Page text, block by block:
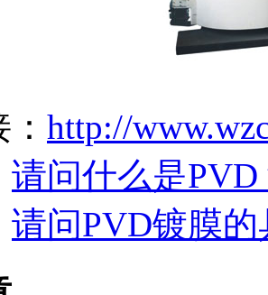
http://
请问什么是
请问PVD镀膜